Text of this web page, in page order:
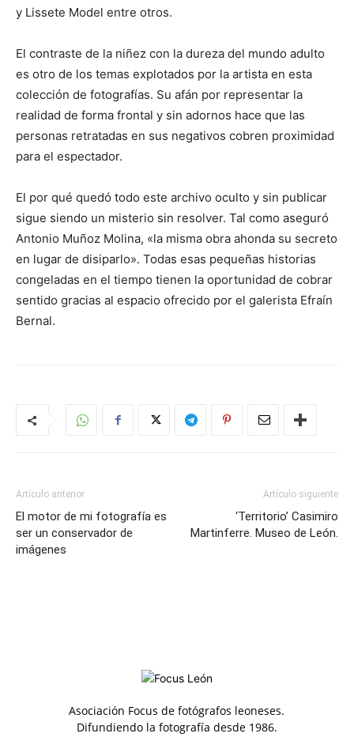
y Lissete Model entre otros.
El contraste de la niñez con la dureza del mundo adulto
es otro de los temas explotados por la artista en esta
colección de fotografías. Su afán por representar la
realidad de forma frontal y sin adornos hace que las
personas retratadas en sus negativos cobren proximidad
para el espectador.
El por qué quedó todo este archivo oculto y sin publicar
sigue siendo un misterio sin resolver. Tal como aseguró
Antonio Muñoz Molina, «la misma obra ahonda su secreto
en lugar de disiparlo». Todas esas pequeñas historias
congeladas en el tiempo tienen la oportunidad de cobrar
sentido gracias al espacio ofrecido por el galerista Efraín
Bernal.
Artículo anterior
El motor de mi fotografía es
ser un conservador de
imágenes
Artículo siguiente
‘Territorio’ Casimiro
Martinferre. Museo de León.
Asociación Focus de fotógrafos leoneses.
Difundiendo la fotografía desde 1986.